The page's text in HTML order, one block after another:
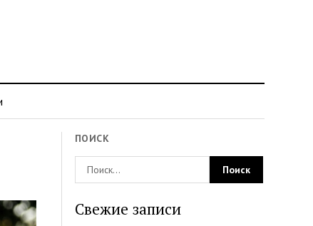
ПОИСК
Свежие записи